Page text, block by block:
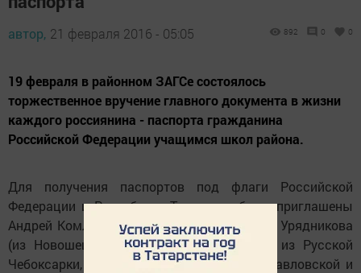
автор, 21 февраля 2016 - 05:05 892 0 0
19 февраля в районном ЗАГСе состоялось
торжественное вручение главного документа в жизни
каждого россиянина - паспорта гражданина
Российской Федерации учащимся школ района.
Для получения паспортов под флаги Российской
Федерации и Республики Татарстан были приглашены
Андрей Комлев, Никита Ситников, Наталья Урядникова
(из Новошешминска), Татьяна Гурьянова из Русской
Чебоксарки, Лика Исхакова из. Сл. Петропавловской и